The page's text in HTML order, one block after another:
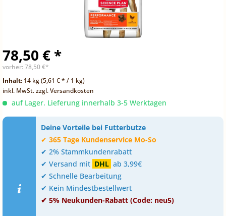
78,50 € *
vorher: 78,50 €*
Inhalt: 14 kg (5,61 € * / 1 kg)
inkl. MwSt.zzgl. Versandkosten
auf Lager. Lieferung innerhalb 3-5 Werktagen
Deine Vorteile bei Futterbutze
✔ 365 Tage Kundenservice Mo-So
✔ 2% Stammkundenrabatt
✔ Versand mit DHL ab 3,99€
✔ Schnelle Bearbeitung
✔ Kein Mindestbestellwert
✔ 5% Neukunden-Rabatt (Code: neu5)